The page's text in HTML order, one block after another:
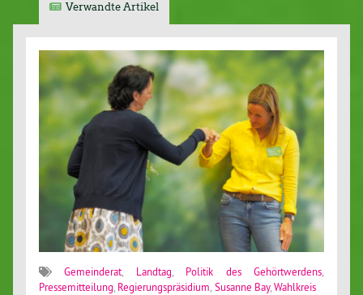
Verwandte Artikel
Gemeinderat Landtag Politik des Gehörtwerdens
Pressemitteilung Regierungspräsidium Susanne Bay, Wahlkreis